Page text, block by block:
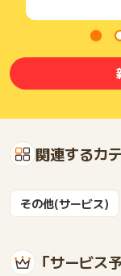
※面談時に「ポイ
場合
※同業者の方の申込
※保険にご加入が難
※不備・不正・虚
※広告主または担当
※その他お申込内容
※許諾ないものの使
対象外になる可能性
※指定媒体以外で掲
※ポイントに関する
お問い合わせをし
ざいます。
関連するカ
その他(サービス)
「サービス